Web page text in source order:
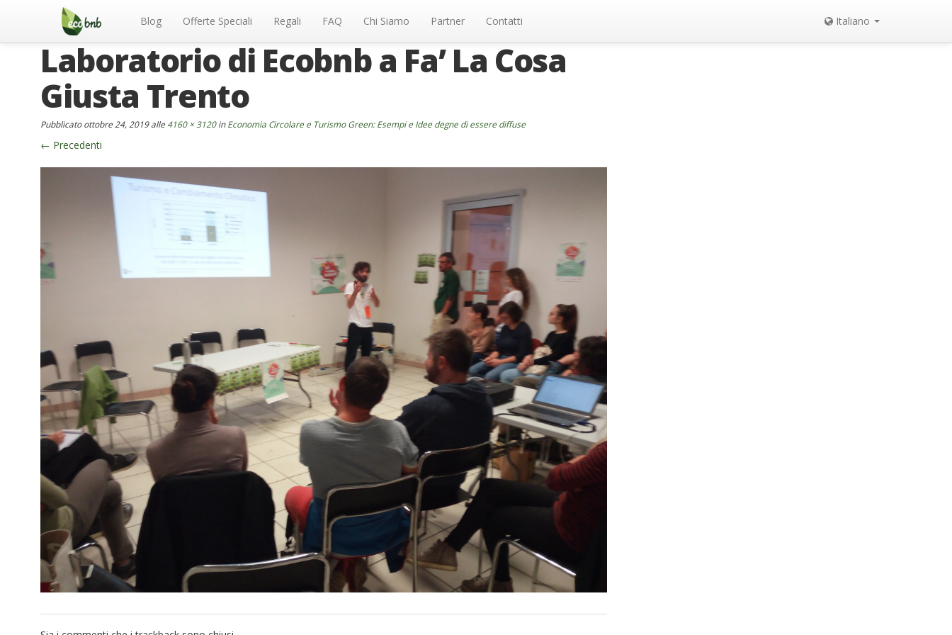
Menu Blog Offerte Speciali Regali FAQ Chi Siamo Partner Contatti Italiano
Laboratorio di Ecobnb a Fa’ La Cosa
Giusta Trento
Pubblicatoottobre 24, 2019alle4160 × 3120inEconomia Circolare e Turismo Green: Esempi e Idee degne di essere diffuse
← Precedenti